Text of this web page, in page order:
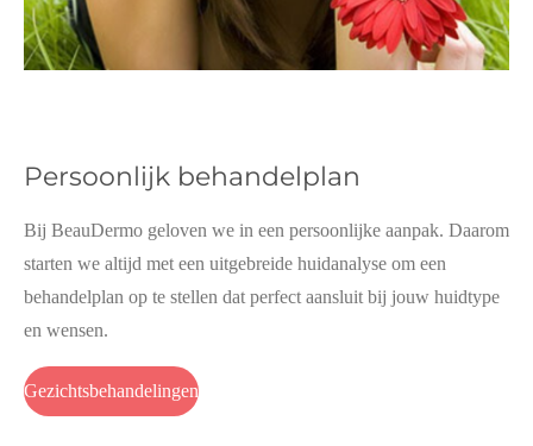
Persoonlijk behandelplan
Bij BeauDermo geloven we in een persoonlijke aanpak. Daarom
starten we altijd met een uitgebreide huidanalyse om een
behandelplan op te stellen dat perfect aansluit bij jouw huidtype
en wensen.
Gezichtsbehandelingen